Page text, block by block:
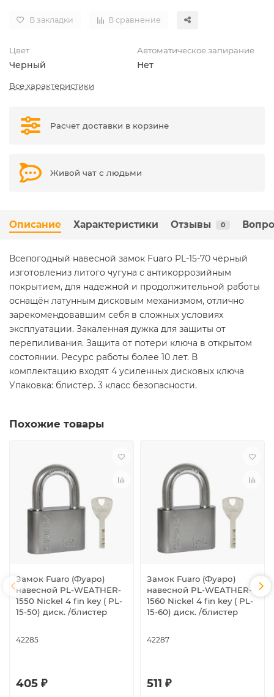
В закладки В сравнение
Цвет
Черный
Автоматическое запирание
Нет
Все характеристики
Расчет доставки в корзине
Живой чат с людьми
Описание Характеристики Отзывы 0
Всепогодный навесной замок Fuaro PL-15-70 чёрный
изготовлениз литого чугуна с антикоррозийным
покрытием, для надежной и продолжительной работы
оснащён латунным дисковым механизмом, отлично
зарекомендовавшим себя в сложных условиях
эксплуатации. Закаленная дужка для защиты от
перепиливания. Защита от потери ключа в открытом
состоянии. Ресурс работы более 10 лет. В
комплектацию входят 4 усиленных дисковых ключа
Упаковка: блистер. 3 класс безопасности.
Похожие товары
Замок Fuaro (Фуаро)
навесной PL-WEATHER-
1550 Nickel 4 fin key ( PL-
15-50) диск. /блистер
42285
405 ₽
Замок Fuaro (Фуаро)
навесной PL-WEATHER-
1560 Nickel 4 fin key ( PL-
15-60) диск. /блистер
42287
511 ₽